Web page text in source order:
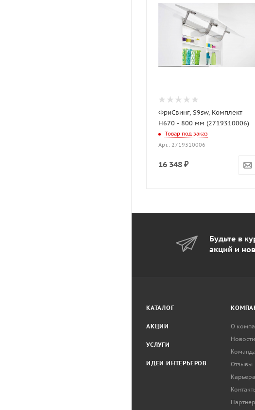
ФриСвинг, S9sw, Комплект
H670 - 800 мм (2719310006)
Товар под заказ
Арт.: 2719310006
16 348 ₽
Будьте в
акций и
КАТАЛОГ
АКЦИИ
УСЛУГИ
ИДЕИ ИНТЕРЬЕРОВ
О
Новости
Команда
Отзывы
Карьера